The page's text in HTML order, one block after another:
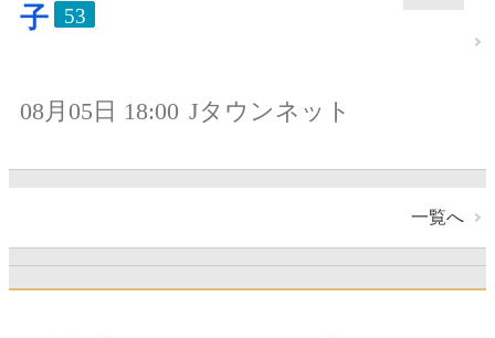
子
53
08月05日 18:00 Jタウンネット
一覧へ